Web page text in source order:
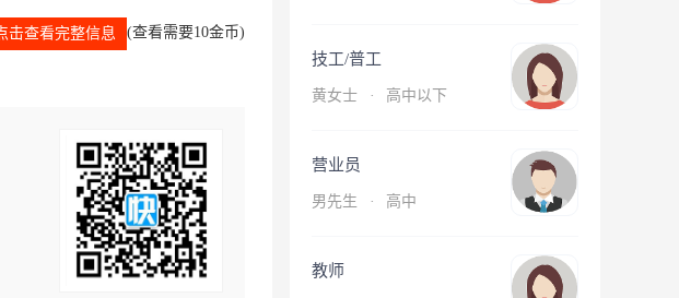
击查看完整信息 (查看需要10金币)
技工/普工
黄女士 · 高中以下
营业员
男先生 · 高中
教师